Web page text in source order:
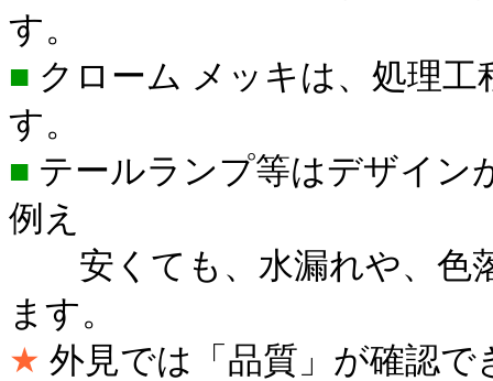
す。
■ クローム メッキは、処理
す。
■ テールランプ等はデザイン
例え
安くても、水漏れや、色
ます。
★ 外見では「品質」が確認